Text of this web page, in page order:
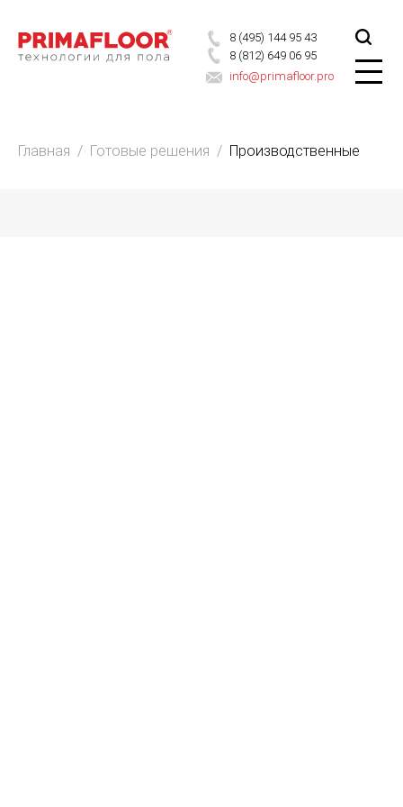
8 (495) 144 95 43
8 (812) 649 06 95
info@primafloor.pro
Главная / Готовые решения / Производственные